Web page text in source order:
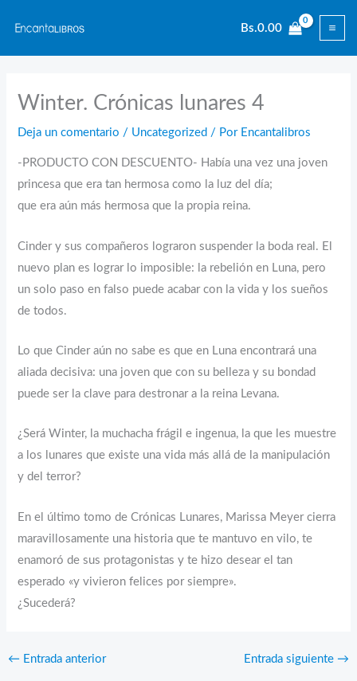
contenido
Bs.0.00
Winter. Crónicas lunares 4
Deja un comentario / Uncategorized / Por Encantalibros
-PRODUCTO CON DESCUENTO- Había una vez una joven
princesa que era tan hermosa como la luz del día;
que era aún más hermosa que la propia reina.
Cinder y sus compañeros lograron suspender la boda real. El
nuevo plan es lograr lo imposible: la rebelión en Luna, pero
un solo paso en falso puede acabar con la vida y los sueños
de todos.
Lo que Cinder aún no sabe es que en Luna encontrará una
aliada decisiva: una joven que con su belleza y su bondad
puede ser la clave para destronar a la reina Levana.
¿Será Winter, la muchacha frágil e ingenua, la que les muestre
a los lunares que existe una vida más allá de la manipulación
y del terror?
En el último tomo de Crónicas Lunares, Marissa Meyer cierra
maravillosamente una historia que te mantuvo en vilo, te
enamoró de sus protagonistas y te hizo desear el tan
esperado «y vivieron felices por siempre».
¿Sucederá?
← Entrada anterior Entrada siguiente →